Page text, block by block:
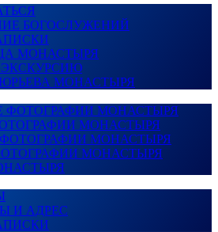
БОГОСЛУЖЕНИЙ
МОНАСТЫРЯ
ЭКСКУРСИЮ
МОНАСТЫРЯ
ФОТОГРАФИИ МОНАСТЫРЯ
МОНАСТЫРЯ
МОНАСТЫРЯ
МОНАСТЫРЯ
И АДРЕС